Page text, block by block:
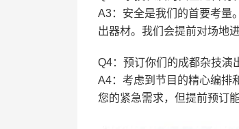
A3：安全是我们的首要考量
出器材。我们会提前对场地
Q4：预订你们的成都杂技演
A4：考虑到节目的精心编排
您的紧急需求，但提前预订